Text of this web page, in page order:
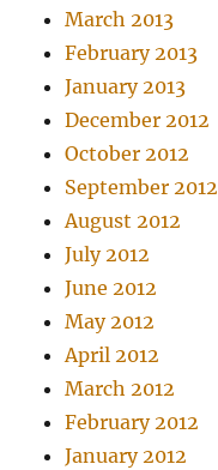
March 2013
February 2013
January 2013
December 2012
October 2012
September 2012
August 2012
July 2012
June 2012
May 2012
April 2012
March 2012
February 2012
January 2012